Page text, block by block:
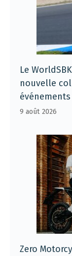
Le
nouvelle
9 août 2026
Zero